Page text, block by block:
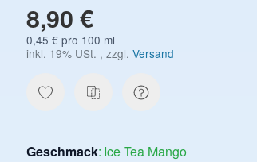
8,90 €
0,45 € pro 100 ml
inkl. 19% USt. , zzgl. Versand
Geschmack Ice Tea Mango